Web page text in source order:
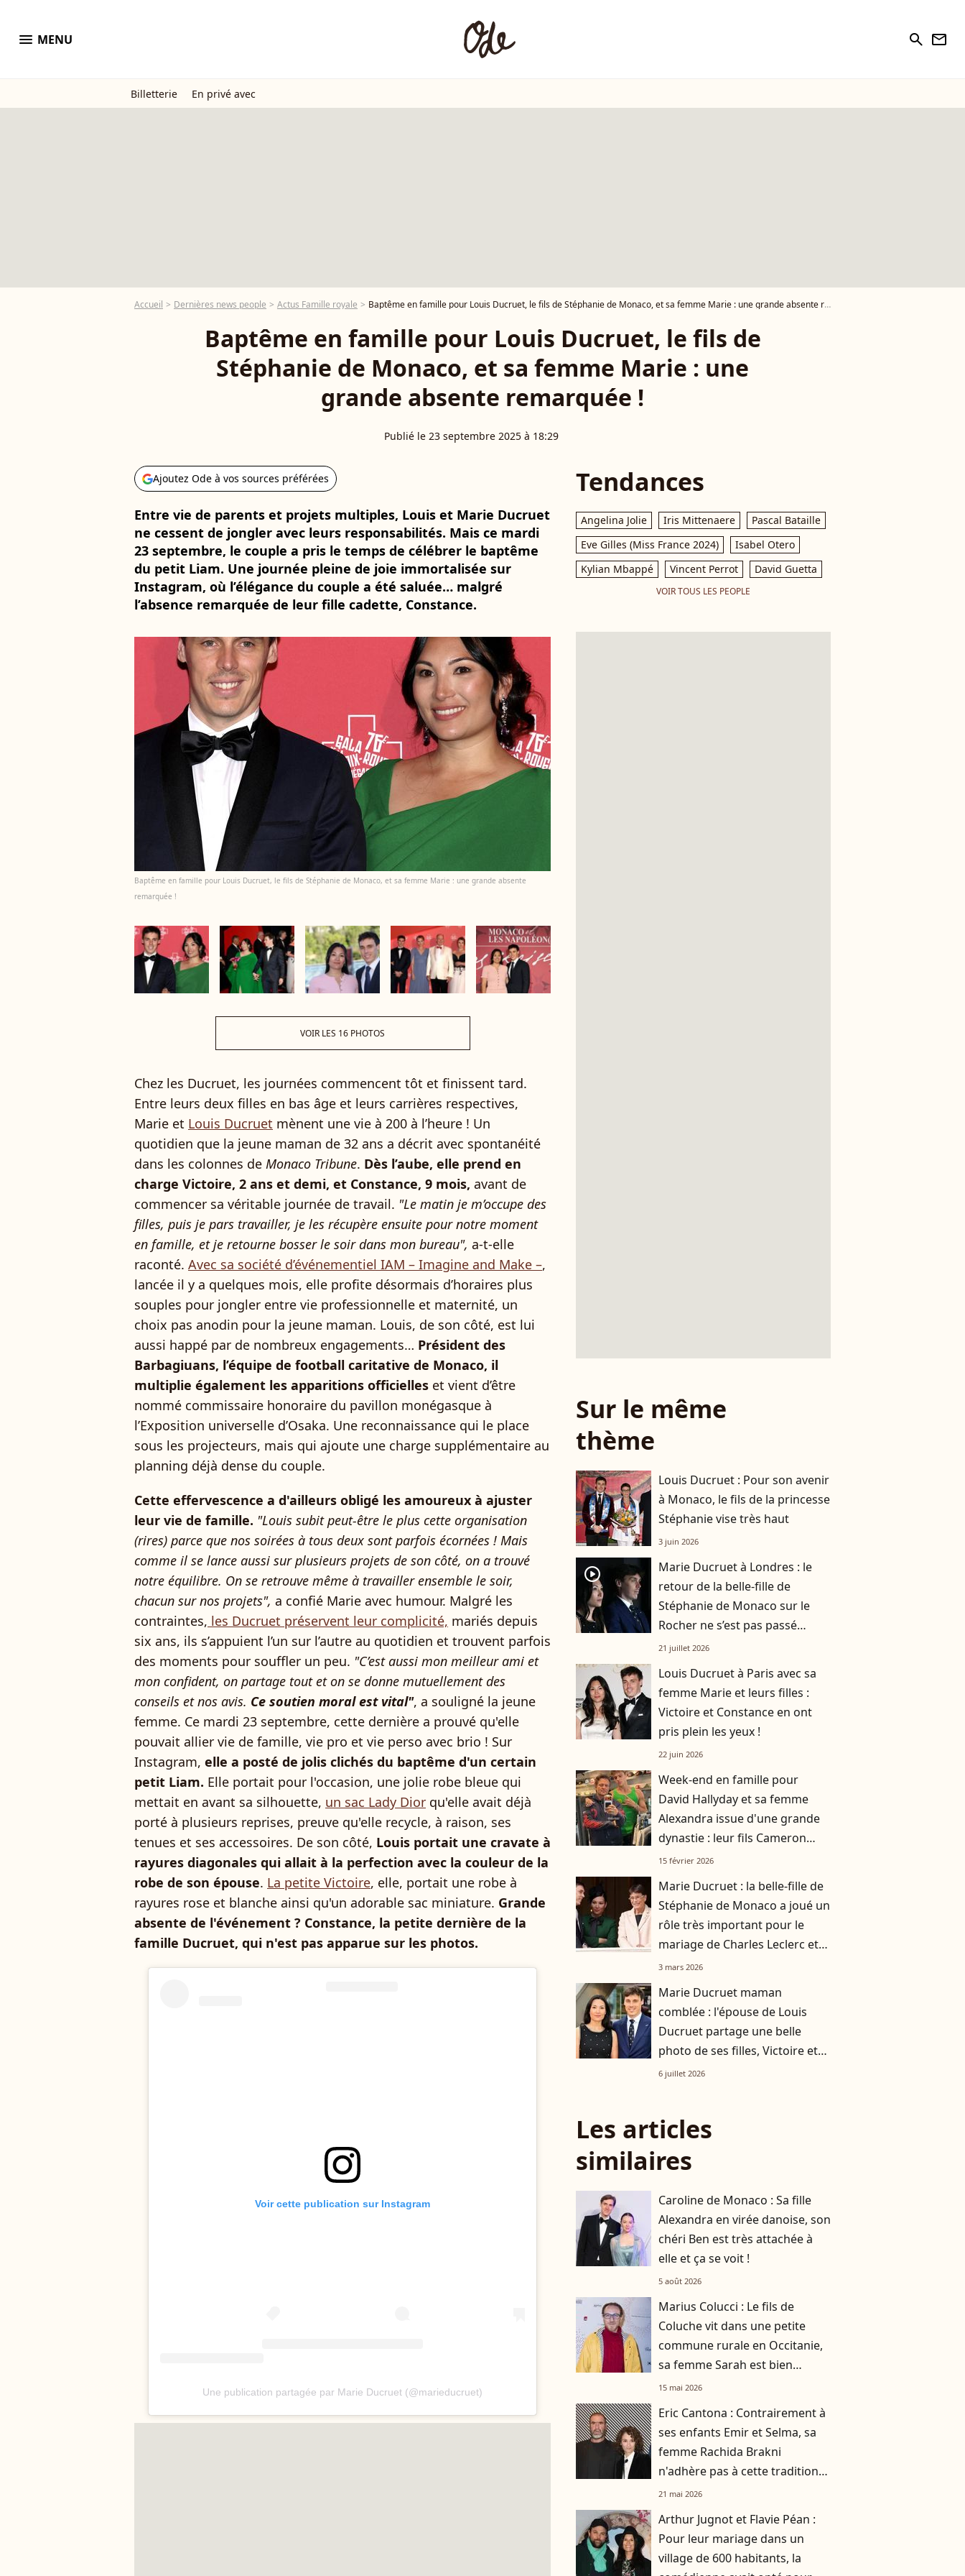
menu MENU search newsletter
Billetterie En privé avec
Accueil Dernières news people Actus Famille royale Baptême en famille pour Louis Ducruet, le fils de Stéphanie de Monaco, et sa femme Marie : une grande absente remarquée !
Baptême en famille pour Louis Ducruet, le fils de
Stéphanie de Monaco, et sa femme Marie : une
grande absente remarquée !
Publié le 23 septembre 2025 à 18:29
Ajoutez Ode à vos sources préférées
Entre vie de parents et projets multiples, Louis et Marie Ducruet
ne cessent de jongler avec leurs responsabilités. Mais ce mardi
23 septembre, le couple a pris le temps de célébrer le baptême
du petit Liam. Une journée pleine de joie immortalisée sur
Instagram, où l’élégance du couple a été saluée… malgré
l’absence remarquée de leur fille cadette, Constance.
Baptême en famille pour Louis Ducruet, le fils de Stéphanie de Monaco, et sa femme Marie : une grande absente
remarquée !
VOIR LES 16 PHOTOS
Chez les Ducruet, les journées commencent tôt et finissent tard.
Entre leurs deux filles en bas âge et leurs carrières respectives,
Marie et Louis Ducruet mènent une vie à 200 à l’heure ! Un
quotidien que la jeune maman de 32 ans a décrit avec spontanéité
dans les colonnes de Monaco Tribune. Dès l’aube, elle prend en
charge Victoire, 2 ans et demi, et Constance, 9 mois, avant de
commencer sa véritable journée de travail. "Le matin je m’occupe des
filles, puis je pars travailler, je les récupère ensuite pour notre moment
en famille, et je retourne bosser le soir dans mon bureau", a-t-elle
raconté. Avec sa société d’événementiel IAM – Imagine and Make –,
lancée il y a quelques mois, elle profite désormais d’horaires plus
souples pour jongler entre vie professionnelle et maternité, un
choix pas anodin pour la jeune maman. Louis, de son côté, est lui
aussi happé par de nombreux engagements… Président des
Barbagiuans, l’équipe de football caritative de Monaco, il
multiplie également les apparitions officielles et vient d’être
nommé commissaire honoraire du pavillon monégasque à
l’Exposition universelle d’Osaka. Une reconnaissance qui le place
sous les projecteurs, mais qui ajoute une charge supplémentaire au
planning déjà dense du couple.
Cette effervescence a d'ailleurs obligé les amoureux à ajuster
leur vie de famille. "Louis subit peut-être le plus cette organisation
(rires) parce que nos soirées à tous deux sont parfois écornées ! Mais
comme il se lance aussi sur plusieurs projets de son côté, on a trouvé
notre équilibre. On se retrouve même à travailler ensemble le soir,
chacun sur nos projets", a confié Marie avec humour. Malgré les
contraintes, les Ducruet préservent leur complicité, mariés depuis
six ans, ils s’appuient l’un sur l’autre au quotidien et trouvent parfois
des moments pour souffler un peu. "C’est aussi mon meilleur ami et
mon confident, on partage tout et on se donne mutuellement des
conseils et nos avis. Ce soutien moral est vital", a souligné la jeune
femme. Ce mardi 23 septembre, cette dernière a prouvé qu'elle
pouvait allier vie de famille, vie pro et vie perso avec brio ! Sur
Instagram, elle a posté de jolis clichés du baptême d'un certain
petit Liam. Elle portait pour l'occasion, une jolie robe bleue qui
mettait en avant sa silhouette, un sac Lady Dior qu'elle avait déjà
porté à plusieurs reprises, preuve qu'elle recycle, à raison, ses
tenues et ses accessoires. De son côté, Louis portait une cravate à
rayures diagonales qui allait à la perfection avec la couleur de la
robe de son épouse. La petite Victoire, elle, portait une robe à
rayures rose et blanche ainsi qu'un adorable sac miniature. Grande
absente de l'événement ? Constance, la petite dernière de la
famille Ducruet, qui n'est pas apparue sur les photos.
Voir cette publication sur Instagram
Une publication partagée par Marie Ducruet (@marieducruet)
Tendances
Angelina Jolie Iris Mittenaere
Pascal Bataille
Eve Gilles (Miss France 2024)
Isabel Otero
Kylian Mbappé
Vincent Perrot David Guetta
VOIR TOUS LES PEOPLE
Sur le même
thème
Louis Ducruet : Pour son avenir
à Monaco, le fils de la princesse
Stéphanie vise très haut
3 juin 2026
player2
Marie Ducruet à Londres : le
retour de la belle-fille de
Stéphanie de Monaco sur le
Rocher ne s’est pas passé
comme prévu
21 juillet 2026
Louis Ducruet à Paris avec sa
femme Marie et leurs filles :
Victoire et Constance en ont
pris plein les yeux !
22 juin 2026
Week-end en famille pour
David Hallyday et sa femme
Alexandra issue d'une grande
dynastie : leur fils Cameron
Smet partage des images
15 février 2026
Marie Ducruet : la belle-fille de
Stéphanie de Monaco a joué un
rôle très important pour le
mariage de Charles Leclerc et
Alexandra Saint Mleux
3 mars 2026
Marie Ducruet maman
comblée : l'épouse de Louis
Ducruet partage une belle
photo de ses filles, Victoire et
Constance
6 juillet 2026
Les articles
similaires
Caroline de Monaco : Sa fille
Alexandra en virée danoise, son
chéri Ben est très attachée à
elle et ça se voit !
5 août 2026
Marius Colucci : Le fils de
Coluche vit dans une petite
commune rurale en Occitanie,
sa femme Sarah est bien
connue des habitants
15 mai 2026
Eric Cantona : Contrairement à
ses enfants Emir et Selma, sa
femme Rachida Brakni
n'adhère pas à cette tradition
familiale, "je tente de lui faire
21 mai 2026
Arthur Jugnot et Flavie Péan :
Pour leur mariage dans un
village de 600 habitants, la